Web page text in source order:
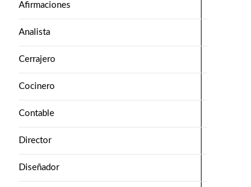
Afirmaciones
Analista
Cerrajero
Cocinero
Contable
Director
Diseñador